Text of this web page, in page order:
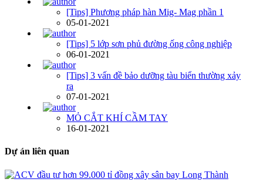
[Tips] Phương pháp hàn Mig- Mag phần 1
05-01-2021
[Tips] 5 lớp sơn phủ đường ống công nghiệp
06-01-2021
[Tips] 3 vấn đề bảo dưỡng tàu biển thường xảy
ra
07-01-2021
MỎ CẮT KHÍ CẦM TAY
16-01-2021
Dự án liên quan